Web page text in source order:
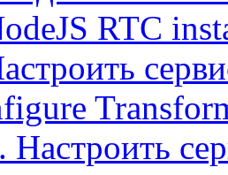
RTC
Настроить